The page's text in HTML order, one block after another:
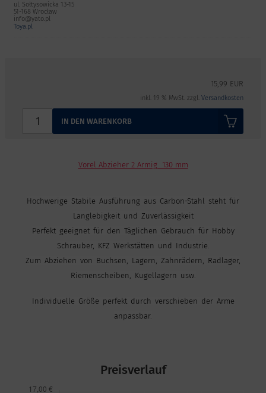
ul. Sołtysowicka 13-15
51-168 Wrocław
info@yato.pl
Toya.pl
15,99 EUR
inkl. 19 % MwSt. zzgl. Versandkosten
IN DEN WARENKORB
Vorel Abzieher 2 Armig 130 mm
Hochwerige Stabile Ausführung aus Carbon-Stahl steht für
Langlebigkeit und Zuverlässigkeit
Perfekt geeignet für den Täglichen Gebrauch für Hobby
Schrauber, KFZ Werkstätten und Industrie.
Zum Abziehen von Buchsen, Lagern, Zahnrädern, Radlager,
Riemenscheiben, Kugellagern usw.
Individuelle Größe perfekt durch verschieben der Arme
anpassbar.
Preisverlauf